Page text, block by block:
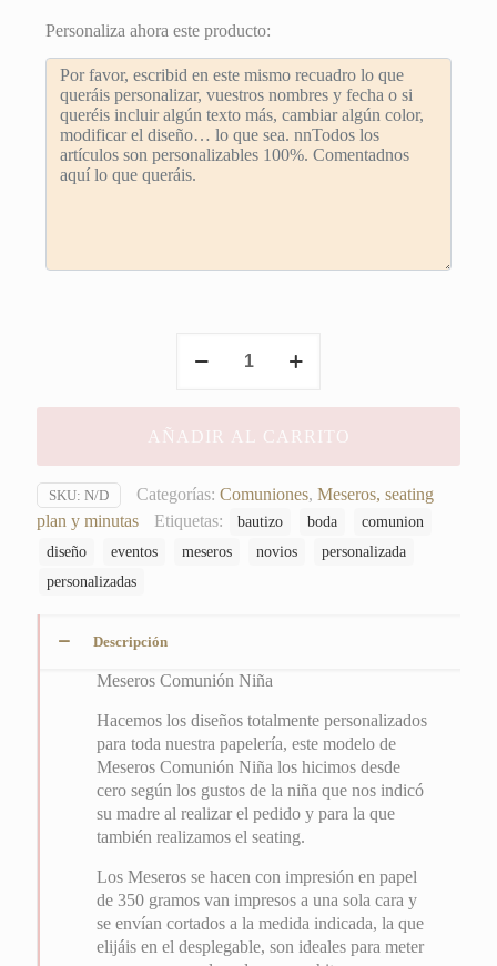
2,00€
hasta
4,00€
Personaliza ahora este producto:
Comunión
cantidad
AÑADIR AL CARRITO
SKU: N/D Categorías: Comuniones, Meseros, seating
plan y minutas
Etiquetas: bautizo boda
comunion
diseño
eventos meseros novios
personalizada
personalizadas
Descripción
Meseros Comunión Niña
Hacemos los diseños totalmente personalizados
para toda nuestra papelería, este modelo de
Meseros Comunión Niña los hicimos desde
cero según los gustos de la niña que nos indicó
su madre al realizar el pedido y para la que
también realizamos el seating.
Los Meseros se hacen con impresión en papel
de 350 gramos van impresos a una sola cara y
se envían cortados a la medida indicada, la que
elijáis en el desplegable, son ideales para meter